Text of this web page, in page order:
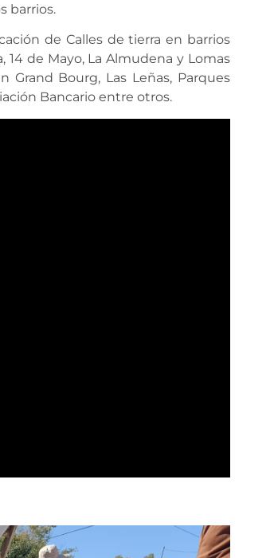
barrios.
de Calles de tierra en barrios
14 de Mayo, La Almudena y Lomas
Bourg, Las Leñas, Parques
Bancario entre otros.